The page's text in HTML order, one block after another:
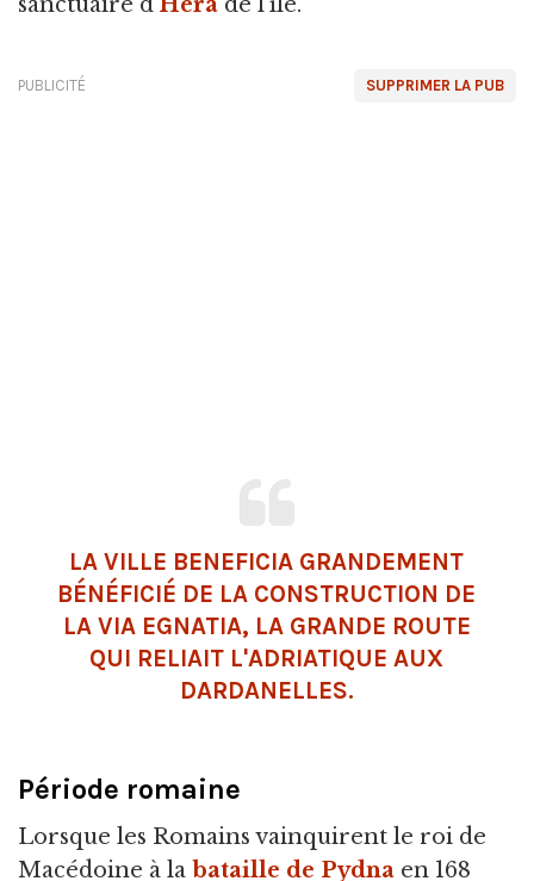
SUPPRIMER LA PUB
PUBLICITÉ
LA VILLE BENEFICIA GRANDEMENT
BÉNÉFICIÉ DE LA CONSTRUCTION DE
LA VIA EGNATIA, LA GRANDE ROUTE
QUI RELIAIT L'ADRIATIQUE AUX
DARDANELLES.
Période romaine
Lorsque les Romains vainquirent le roi de
Macédoine à la bataille de Pydna en 168